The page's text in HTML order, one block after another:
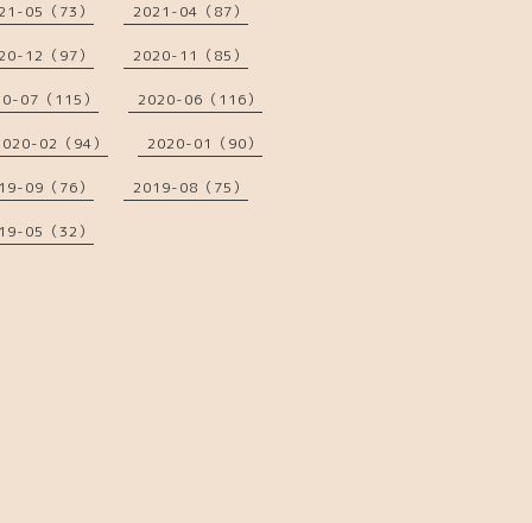
05（73） 2021-04（87）
12（97） 2020-11（85）
07（115） 2020-06（116）
02（94） 2020-01（90）
09（76） 2019-08（75）
05（32）